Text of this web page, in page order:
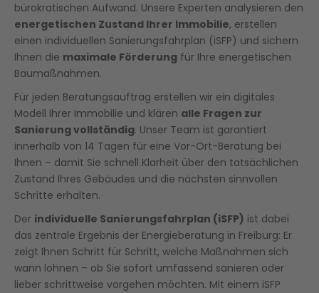
bürokratischen Aufwand. Unsere Experten analysieren den
energetischen Zustand Ihrer Immobilie, erstellen
einen individuellen Sanierungsfahrplan (iSFP) und sichern
Ihnen die maximale Förderung für Ihre energetischen
Baumaßnahmen.
Für jeden Beratungsauftrag erstellen wir ein digitales
Modell Ihrer Immobilie und klären alle Fragen zur
Sanierung vollständig. Unser Team ist garantiert
innerhalb von 14 Tagen für eine Vor-Ort-Beratung bei
Ihnen – damit Sie schnell Klarheit über den tatsächlichen
Zustand Ihres Gebäudes und die nächsten sinnvollen
Schritte erhalten.
Der individuelle Sanierungsfahrplan (iSFP) ist dabei
das zentrale Ergebnis der Energieberatung in Freiburg: Er
zeigt Ihnen Schritt für Schritt, welche Maßnahmen sich
wann lohnen – ob Sie sofort umfassend sanieren oder
lieber schrittweise vorgehen möchten. Mit einem iSFP